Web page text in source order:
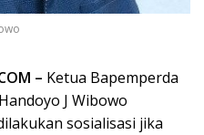
– Ketua Bapemperda
J Wibowo
sosialisasi jika